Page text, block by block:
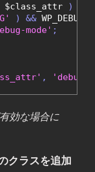
$class_attr )
) && WP_DEBUG
mode' ;
,
効な場合に
クラスを追加